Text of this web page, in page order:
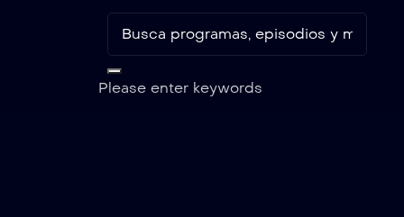
Please enter keywords